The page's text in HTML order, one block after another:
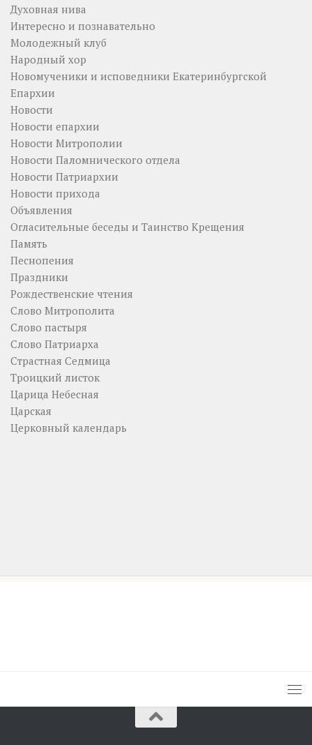
Духовная нива
Интересно и познавательно
Молодежный клуб
Народный хор
Новомученики и исповедники Екатеринбургской
Епархии
Новости
Новости епархии
Новости Митрополии
Новости Паломнического отдела
Новости Патриархии
Новости прихода
Объявления
Огласительные беседы и Таинство Крещения
Память
Песнопения
Праздники
Рождественские чтения
Слово Митрополита
Слово пастыря
Слово Патриарха
Страстная Седмица
Троицкий листок
Царица Небесная
Царская
Церковный календарь